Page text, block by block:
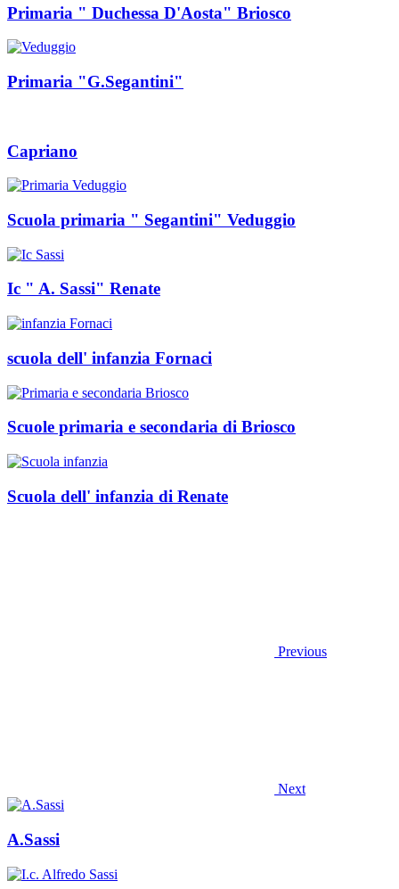
Primaria " Duchessa D'Aosta" Briosco
Primaria "G.Segantini"
Capriano
Scuola primaria " Segantini" Veduggio
Ic " A. Sassi" Renate
scuola dell' infanzia Fornaci
Scuole primaria e secondaria di Briosco
Scuola dell' infanzia di Renate
Previous
Next
A.Sassi